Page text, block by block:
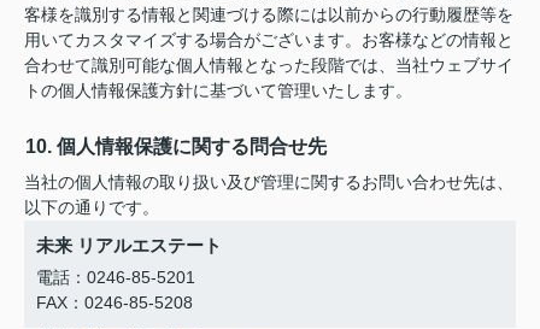
客様を識別する情報と関連づける際には以前からの行動履歴等を
用いてカスタマイズする場合がございます。お客様などの情報と
合わせて識別可能な個人情報となった段階では、当社ウェブサイ
トの個人情報保護方針に基づいて管理いたします。
10. 個人情報保護に関する問合せ先
当社の個人情報の取り扱い及び管理に関するお問い合わせ先は、
以下の通りです。
未来 リアルエステート
電話：0246-85-5201
FAX：0246-85-5208